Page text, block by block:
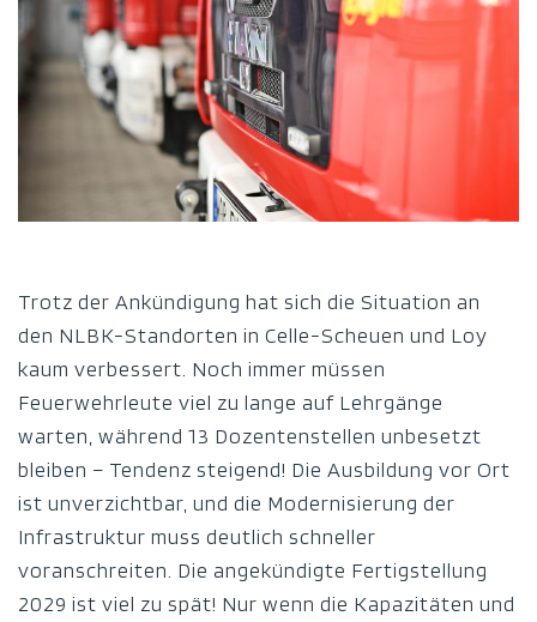
Trotz der Ankündigung hat sich die Situation an
den NLBK-Standorten in Celle-Scheuen und Loy
kaum verbessert. Noch immer müssen
Feuerwehrleute viel zu lange auf Lehrgänge
warten, während 13 Dozentenstellen unbesetzt
bleiben – Tendenz steigend! Die Ausbildung vor Ort
ist unverzichtbar, und die Modernisierung der
Infrastruktur muss deutlich schneller
voranschreiten. Die angekündigte Fertigstellung
2029 ist viel zu spät! Nur wenn die Kapazitäten und